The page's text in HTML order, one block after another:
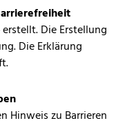
erstellt. Die Erstellung
Die Erklärung
Hinweis zu Barrieren